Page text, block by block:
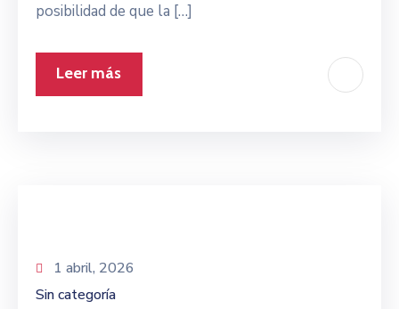
posibilidad de que la […]
Leer más
1 abril, 2026
Sin categoría